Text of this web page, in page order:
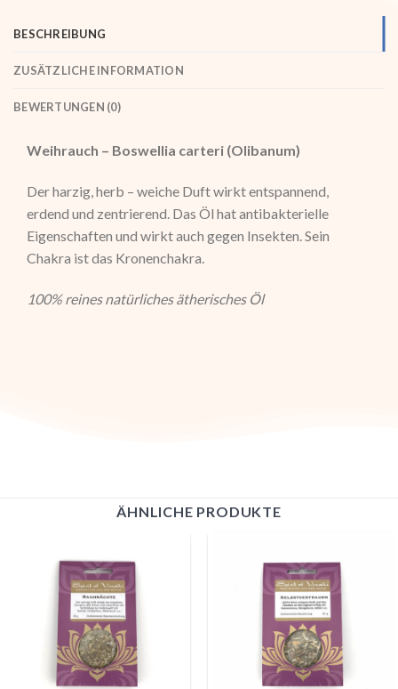
BESCHREIBUNG
ZUSÄTZLICHE INFORMATION
BEWERTUNGEN (0)
Weihrauch – Boswellia carteri (Olibanum)
Der harzig, herb – weiche Duft wirkt entspannend,
erdend und zentrierend. Das Öl hat antibakterielle
Eigenschaften und wirkt auch gegen Insekten. Sein
Chakra ist das Kronenchakra.
100% reines natürliches ätherisches Öl
ÄHNLICHE PRODUKTE